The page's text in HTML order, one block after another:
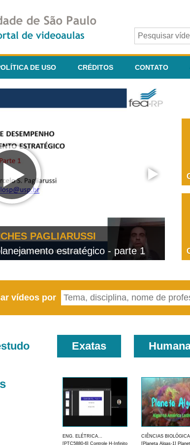
DE USO CRÉDITOS CONTATO
PAGLIARUSSI
estratégico - parte 1
vídeos por
Exatas
ENG. ELÉTRICA...
[PTC5880-6] Controle H-Infinito
CIÊNCIAS
[Planeta Algas-1]